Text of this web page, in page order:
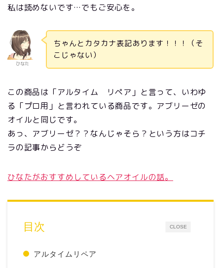
私は読めないです…でもご安心を。
ひなた
ちゃんとカタカナ表記あります！！！（そ
こじゃない）
この商品は「アルタイム リペア」と言って、いわゆ
る「プロ用」と言われている商品です。アブリーゼの
オイルと同じです。
あっ、アブリーゼ？？なんじゃそら？という方はコチ
ラの記事からどうぞ
ひなたがおすすめしているヘアオイルの話。
CLOSE
目次
アルタイムリペア